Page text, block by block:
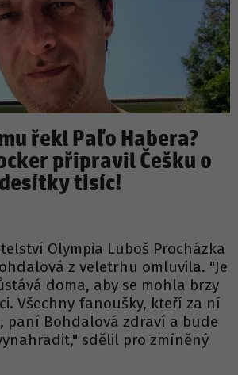
řekl Paľo Habera?
připravil Češku o
desítky tisíc!
Olympia Luboš Procházka
z veletrhu omluvila. "Je
doma, aby se mohla brzy
Všechny fanoušky, kteří za ní
paní Bohdalová zdraví a bude
sdělil pro zmíněný